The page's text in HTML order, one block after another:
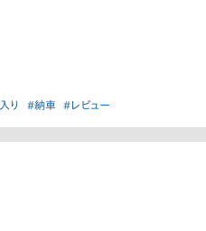
り #納車 #レビュー